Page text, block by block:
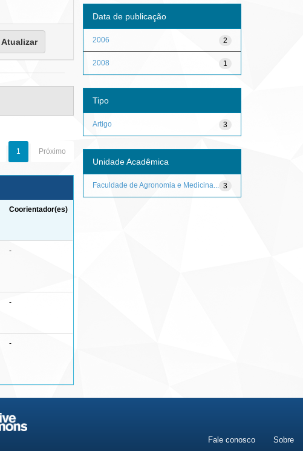
1 Próximo
Coorientador(es)
-
-
-
Data de publicação
2
2006
1
2008
Tipo
3
Artigo
Unidade Acadêmica
3
Faculdade de Agronomia e Medicina...
Fale conosco Sobre